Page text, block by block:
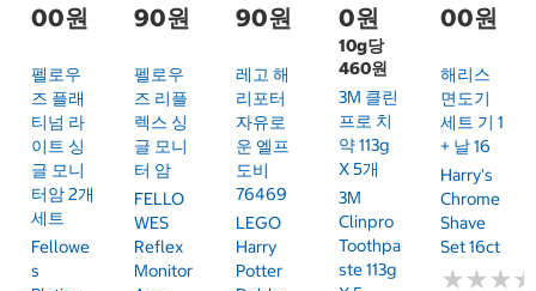
00원
펠로우
즈 플래
티넘 라
이트 싱
글 모니
터암 2개
세트
Fellowe
S
90원
펠로우
즈 리플
렉스 싱
글 모니
터 암
FELLO
WES
Reflex
Monitor
90원
레고 해
리포터
자유로
운 엘프
도비
76469
LEGO
Harry
Potter
0원
10g당
460원
3M 클린
프로 치
약 113g
X 5개
3M
Clinpro
Toothpa
Ste 113g
00원
해리스
면도기
세트 기 1
+ 날 16
Harry's
Chrome
Shave
Set 16ct
★★★
★★★